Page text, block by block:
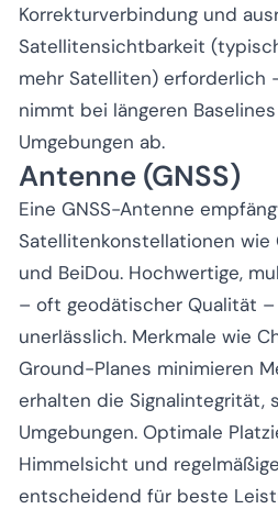
Korrekturverbindung und
Satellitensichtbarkeit
mehr Satelliten) erforderlich
nimmt bei längeren
Umgebungen ab.
Antenne (GNSS)
Eine GNSS-Antenne
Satellitenkonstellationen wie
und BeiDou. Hochwertige,
– oft geodätischer Qualität –
unerlässlich. Merkmale wie
Ground-Planes minimieren
erhalten die Signalintegrität,
Umgebungen. Optimale
Himmelsicht und
entscheidend für beste